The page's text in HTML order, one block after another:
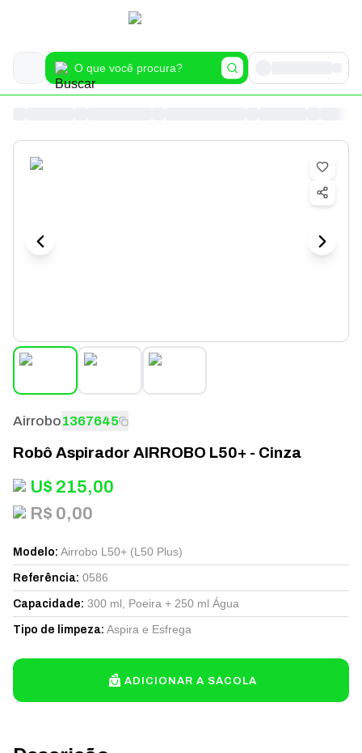
Airrobo1367645
Robô Aspirador AIRROBO L50+ - Cinza
U$ 215,00
R$ 0,00
Modelo: Airrobo L50+ (L50 Plus)
Referência: 0586
Capacidade: 300 ml, Poeira + 250 ml Água
Tipo de limpeza: Aspira e Esfrega
ADICIONAR A SACOLA